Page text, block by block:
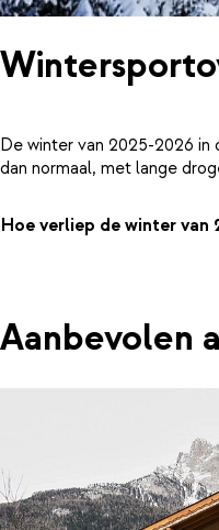
De winter van 2025-2026 in
dan normaal, met lange
Hoe verliep de winter van
Aanbevolen